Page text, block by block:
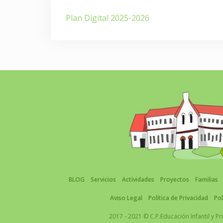
Navegación
Plan Digital 2025-2026
BLOG Servicios Actividades Proyectos Familias
Aviso Legal Política de Privacidad
2017 - 2021 © C.P.Educación Infantil y